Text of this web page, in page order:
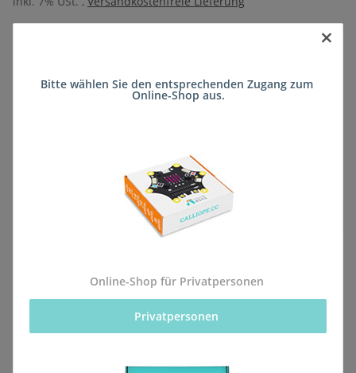
Lieferzeit:ca. 5 Wochen(DE - kein
Beschreibung
Alle Bestellungen für dieses Produkt werden direkt an
die Schule (Integrierte Gesamtschule Kurt Schumacher
×
Bitte wählen Sie den entsprechenden Zugang zum
Online-Shop aus.
Online-Shop für Privatpersonen
Privatpersonen